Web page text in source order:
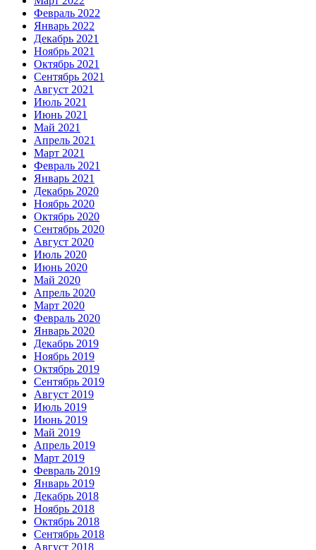
Февраль 2022
Январь 2022
Декабрь 2021
Ноябрь 2021
Октябрь 2021
Сентябрь 2021
Август 2021
Июль 2021
Июнь 2021
Май 2021
Апрель 2021
Март 2021
Февраль 2021
Январь 2021
Декабрь 2020
Ноябрь 2020
Октябрь 2020
Сентябрь 2020
Август 2020
Июль 2020
Июнь 2020
Май 2020
Апрель 2020
Март 2020
Февраль 2020
Январь 2020
Декабрь 2019
Ноябрь 2019
Октябрь 2019
Сентябрь 2019
Август 2019
Июль 2019
Июнь 2019
Май 2019
Апрель 2019
Март 2019
Февраль 2019
Январь 2019
Декабрь 2018
Ноябрь 2018
Октябрь 2018
Сентябрь 2018
Август 2018